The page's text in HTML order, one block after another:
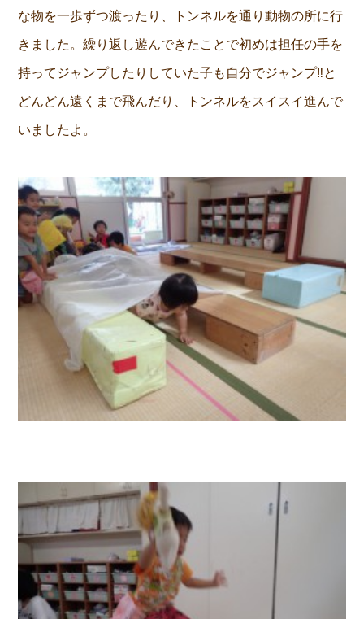
な物を一歩ずつ渡ったり、トンネルを通り動物の所に行
きました。繰り返し遊んできたことで初めは担任の手を
持ってジャンプしたりしていた子も自分でジャンプ‼と
どんどん遠くまで飛んだり、トンネルをスイスイ進んで
いましたよ。